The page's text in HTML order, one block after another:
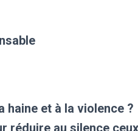
haine et à la violence ?
réduire au silence